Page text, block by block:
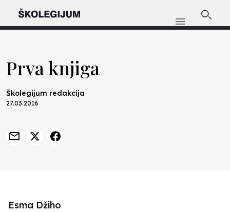
Prva knjiga
Školegijum redakcija
27.03.2016
Esma Džiho